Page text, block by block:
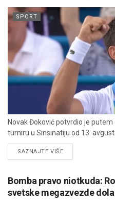
SPORT
Novak Đoković potvrdio je
turniru u Sinsinatiju od 13.
SAZNAJTE VIŠEDETAILS
Bomba pravo niotkuda:
svetske megazvezde